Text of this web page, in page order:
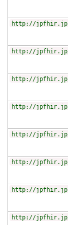
http://jpfhir.jp/
http://jpfhir.jp/
http://jpfhir.jp/
http://jpfhir.jp/
http://jpfhir.jp/
http://jpfhir.jp/
http://jpfhir.jp/
http://jpfhir.jp/